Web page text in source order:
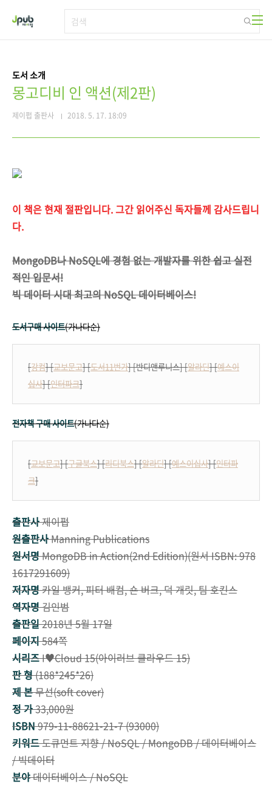
도서 소개
몽고디비 인 액션(제2판)
제이펍 출판사 2018. 5. 17. 18:09
이 책은 현재 절판입니다. 그간 읽어주신 독자들께 감사드립니
다.
MongoDB나 NoSQL에 경험 없는 개발자를 위한 쉽고 실전
적인 입문서!
빅 데이터 시대 최고의 NoSQL 데이터베이스!
도서구매 사이트(가나다순)
[강컴] [교보문고] [도서11번가] [반디앤루니스] [알라딘] [예스이
십사] [인터파크]
전자책 구매 사이트(가나다순)
[교보문고] [구글북스] [리디북스] [알라딘] [예스이십사] [인터파
크]
출판사제이펍
원출판사Manning Publications
원서명MongoDB in Action(2nd Edition)(원서 ISBN: 978
1617291609)
저자명카일 뱅커, 피터 배컴, 숀 버크, 덕 개릿, 팀 호킨스
역자명김인범
출판일2018년 5월 17일
페이지584쪽
시리즈I♥Cloud 15(아이러브 클라우드 15)
판 형(188*245*26)
제 본무선(soft cover)
정 가33,000원
ISBN979-11-88621-21-7 (93000)
키워드도큐먼트 지향 / NoSQL / MongoDB / 데이터베이스
/ 빅데이터
분야데이터베이스 / NoSQL